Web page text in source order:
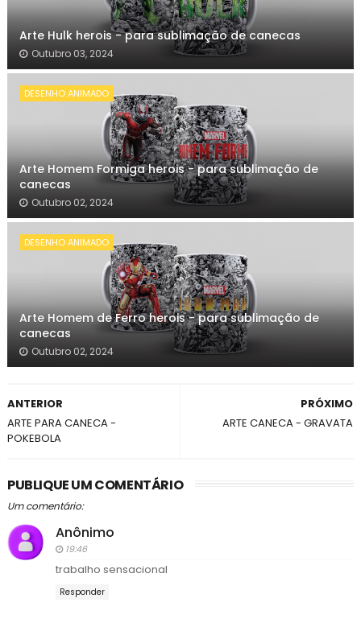
Arte Hulk herois - para sublimação de canecas
Outubro 03, 2024
DESENHO ANIMADO
Arte Homem Formiga herois - para sublimação de
canecas
Outubro 02, 2024
DESENHO ANIMADO
Arte Homem de Ferro herois - para sublimação de
canecas
Outubro 02, 2024
PRÓXIMO
ARTE CANECA - GRAVATA
ANTERIOR
ARTE PARA CANECA -
POKEBOLA
PUBLIQUE UM COMENTÁRIO
Um comentário:
Anônimo
19:46
trabalho sensacional
Responder